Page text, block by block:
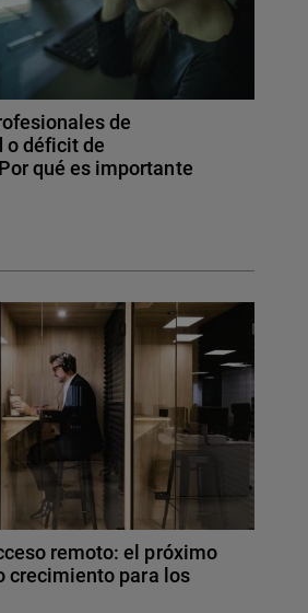
de
o déficit de
qué es importante
remoto: el próximo
crecimiento para los